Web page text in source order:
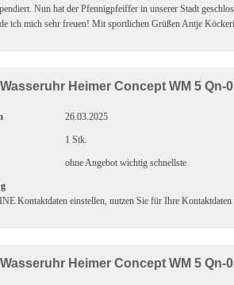
Nun hat der Pfennigpfeiffer in unserer Stadt
ich mich sehr freuen! Mit sportlichen Grüßen Antje
Heimer Concept WM 5 Qn-
26.03.2025
1 Stk.
ohne Angebot wichtig schnellste
Kontaktdaten einstellen, nutzen Sie für Ihre
Heimer Concept WM 5 Qn-